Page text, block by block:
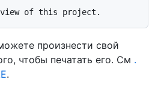
произнести свой
чтобы печатать его. См .
.